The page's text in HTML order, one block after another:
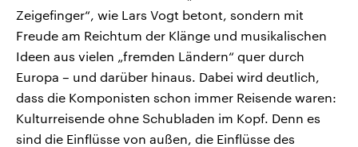
Zeigefinger“, wie Lars Vogt betont, sondern mit
Freude am Reichtum der Klänge und musikalischen
Ideen aus vielen „fremden Ländern“ quer durch
Europa – und darüber hinaus. Dabei wird deutlich,
dass die Komponisten schon immer Reisende waren:
Kulturreisende ohne Schubladen im Kopf. Denn es
sind die Einflüsse von außen, die Einflüsse des